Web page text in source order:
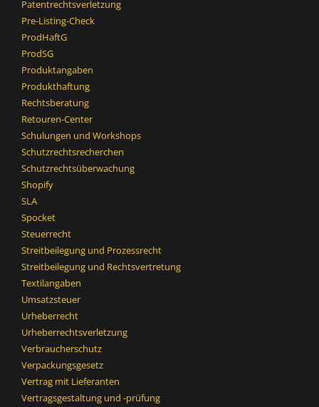
Patentrechtsverletzung
Pre-Listing-Check
ProdHaftG
ProdSG
Produktangaben
Produkthaftung
Rechtsberatung
Retouren-Center
Schulungen und Workshops
Schutzrechtsrecherchen
Schutzrechtsüberwachung
Shopify
SLA
Spocket
Steuerrecht
Streitbeilegung und Prozessrecht​
Streitbeilegung und Rechtsvertretung
Textilangaben
Umsatzsteuer
Urheberrecht
Urheberrechtsverletzung
Verbraucherschutz
Verpackungsgesetz
Vertrag mit Lieferanten
Vertragsgestaltung und -prüfung